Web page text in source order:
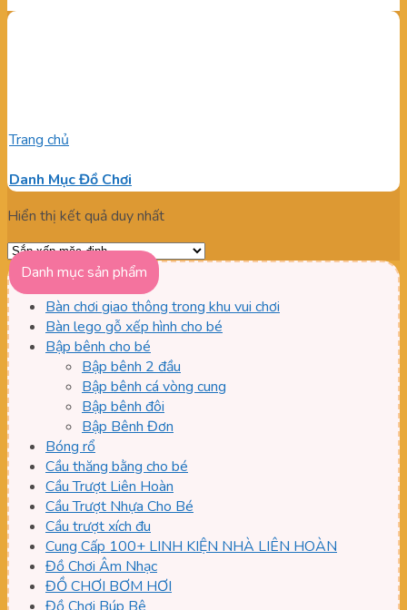
Trang chủ
Danh Mục Đồ Chơi
Hiển thị kết quả duy nhất
Danh mục sản phẩm
Bàn chơi giao thông trong khu vui chơi
Bàn lego gỗ xếp hình cho bé
Bập bênh cho bé
Bập bênh 2 đầu
Bập bênh cá vòng cung
Bập bênh đôi
Bập Bênh Đơn
Bóng rổ
Cầu thăng bằng cho bé
Cầu Trượt Liên Hoàn
Cầu Trượt Nhựa Cho Bé
Cầu trượt xích đu
Cung Cấp 100+ LINH KIỆN NHÀ LIÊN HOÀN
Đồ Chơi Âm Nhạc
ĐỒ CHƠI BƠM HƠI